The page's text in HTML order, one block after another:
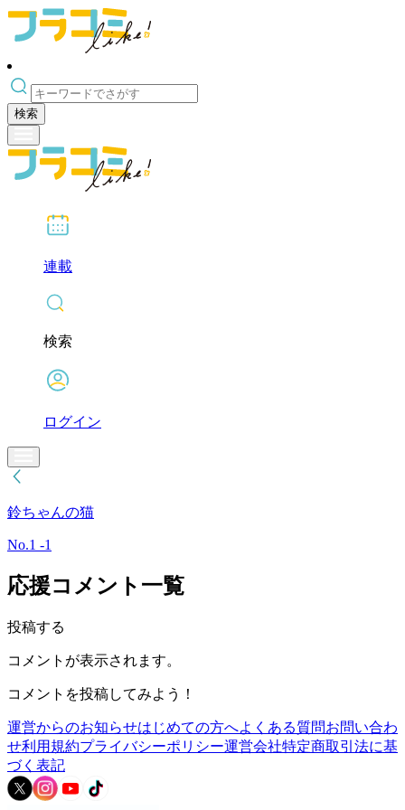
検索
連載
検索
ログイン
鈴ちゃんの猫
No.1 -1
応援コメント一覧
投稿する
コメントが表示されます。
コメントを投稿してみよう！
運営からのお知らせはじめての方へよくある質問お問い合わ
せ利用規約プライバシーポリシー運営会社特定商取引法に基
づく表記